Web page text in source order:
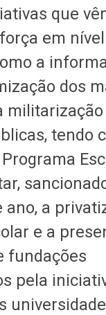
que
em nível
a
dos
militarização
tendo
ano, a
e a
fundações
pela